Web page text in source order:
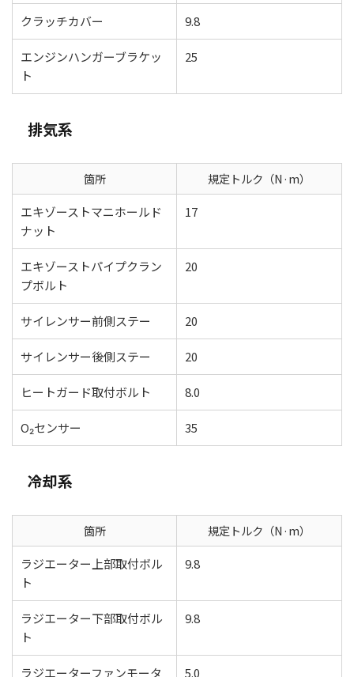
クラッチカバー 9.8
エンジンハンガーブラケッ
ト
25
排気系
箇所
規定トルク（N·m）
エキゾーストマニホールド
ナット
17
エキゾーストパイプクラン
プボルト
20
サイレンサー前側ステー 20
サイレンサー後側ステー 20
ヒートガード取付ボルト 8.0
O₂センサー 35
冷却系
箇所
規定トルク（N·m）
ラジエーター上部取付ボル
ト
9.8
ラジエーター下部取付ボル
ト
9.8
ラジエーターファンモータ 5.0